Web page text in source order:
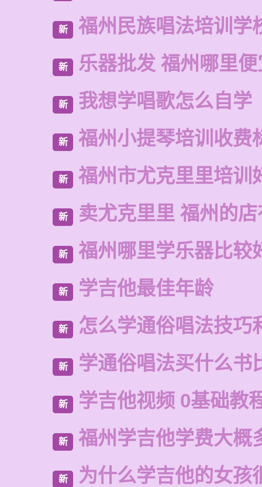
新 福州民族唱法培训学
新 乐器批发 福州哪里
新 我想学唱歌怎么自学
新 福州小提琴培训收费
新 福州市尤克里里培训
新 卖尤克里里 福州的
新 福州哪里学乐器比较
新 学吉他最佳年龄
新 怎么学通俗唱法技巧
新 学通俗唱法买什么书
新 学吉他视频 0基础教
新 福州学吉他学费大概
新 为什么学吉他的女孩